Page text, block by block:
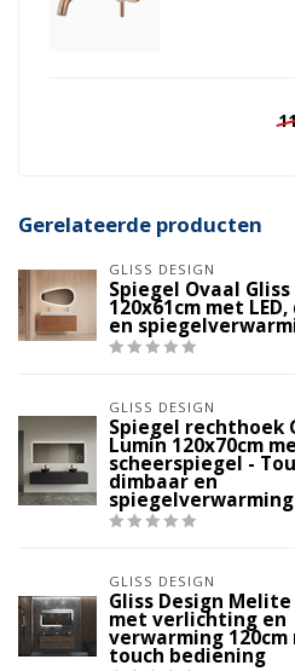
Gerelateerde producten
GLISS DESIGN
Spiegel Ovaal
120x61cm met
en
GLISS DESIGN
Spiegel rechthoek
Lumin 120x70cm
scheerspiegel -
dimbaar en
spiegelverwarming
GLISS DESIGN
Gliss Design
met verlichting en
verwarming 120cm
touch bediening